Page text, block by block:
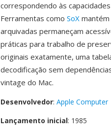
correspondendo às
Ferramentas como SoX
arquivadas permaneçam
práticas para trabalho de
originais exatamente, uma
decodificação sem
vintage do Mac.
Desenvolvedor: Apple Computer
Lançamento inicial: 1985